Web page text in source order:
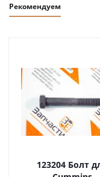
Рекомендуем
123204 Болт